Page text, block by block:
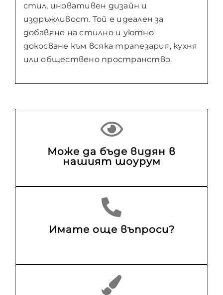
стил, иновативен дизайн и
издръжливост. Той е идеален за
добавяне на стилно и уютно
докосване към всяка трапезария, кухня
или обществено пространство.
Може да бъде видян в
нашият шоурум
Имате още въпроси?